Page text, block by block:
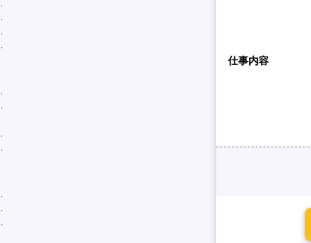
仕事内容